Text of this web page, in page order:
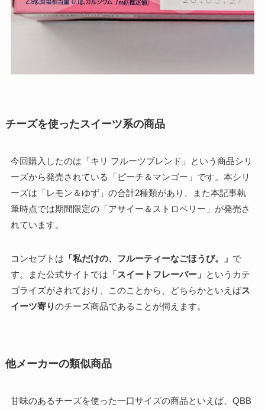
チーズを使ったスイーツ系の商品
今回購入したのは「キリ フルーツブレンド」という商品シリ
ーズから発売されている「ピーチ＆マンゴー」です。本シリ
ーズは「レモン＆ゆず」の合計2種類があり、また本記事執
筆時点では期間限定の「アサイー＆ストロベリー」が発売さ
れています。
コンセプトは 「私だけの、フルーティーなごほうび。」 で
す。また公式サイトでは 「スイートフレーバー」 というカテ
ゴライズがされており、このことから、どちらかといえばス
イーツ寄りのチーズ商品であることが伺えます。
他メーカーの類似商品
甘味のあるチーズを使った一口サイズの商品といえば、QBB